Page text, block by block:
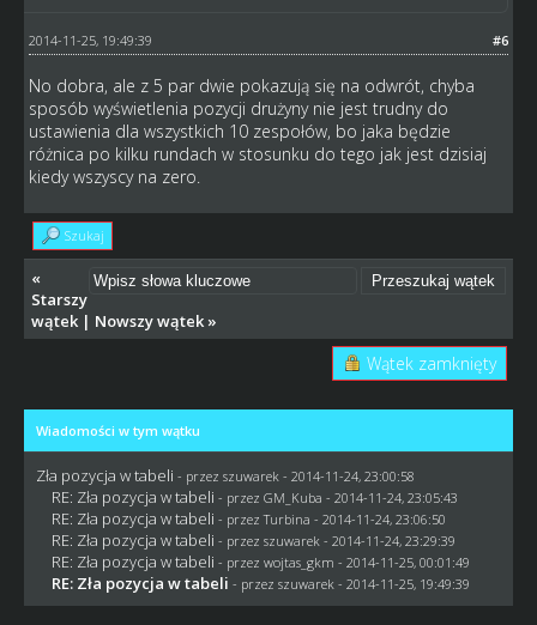
#6
2014-11-25, 19:49:39
No dobra, ale z 5 par dwie pokazują się na odwrót, chyba
sposób wyświetlenia pozycji drużyny nie jest trudny do
ustawienia dla wszystkich 10 zespołów, bo jaka będzie
różnica po kilku rundach w stosunku do tego jak jest dzisiaj
kiedy wszyscy na zero.
Szukaj
«
Starszy
wątek| Nowszy wątek»
Wątek zamknięty
Wiadomości w tym wątku
Zła pozycja w tabeli - przez szuwarek - 2014-11-24, 23:00:58
RE: Zła pozycja w tabeli - przez GM_Kuba - 2014-11-24, 23:05:43
RE: Zła pozycja w tabeli - przez Turbina - 2014-11-24, 23:06:50
RE: Zła pozycja w tabeli - przez szuwarek - 2014-11-24, 23:29:39
RE: Zła pozycja w tabeli - przez wojtas_gkm - 2014-11-25, 00:01:49
RE: Zła pozycja w tabeli - przez szuwarek - 2014-11-25, 19:49:39